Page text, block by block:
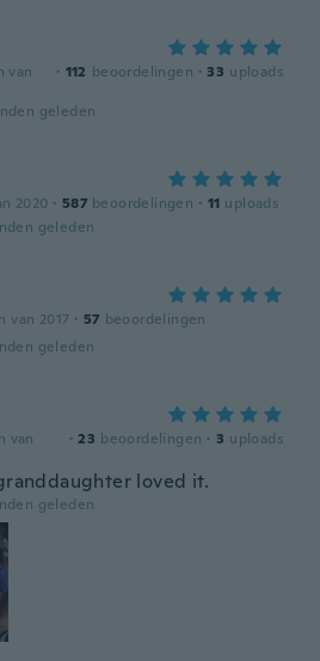
van
· 112 beoordelingen · 33 uploads
geleden
2020 · 587 beoordelingen · 11 uploads
geleden
van 2017 · 57 beoordelingen
geleden
van
· 23 beoordelingen · 3 uploads
loved it.
geleden